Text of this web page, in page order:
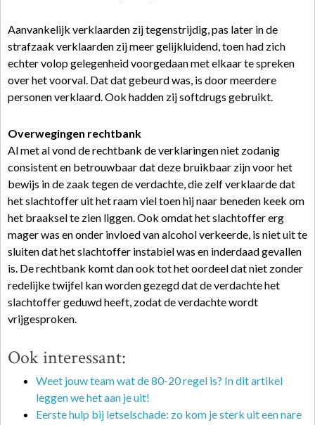
Aanvankelijk verklaarden zij tegenstrijdig, pas later in de
strafzaak verklaarden zij meer gelijkluidend, toen had zich
echter volop gelegenheid voorgedaan met elkaar te spreken
over het voorval. Dat dat gebeurd was, is door meerdere
personen verklaard. Ook hadden zij softdrugs gebruikt.
Overwegingen rechtbank
Al met al vond de rechtbank de verklaringen niet zodanig
consistent en betrouwbaar dat deze bruikbaar zijn voor het
bewijs in de zaak tegen de verdachte, die zelf verklaarde dat
het slachtoffer uit het raam viel toen hij naar beneden keek om
het braaksel te zien liggen. Ook omdat het slachtoffer erg
mager was en onder invloed van alcohol verkeerde, is niet uit te
sluiten dat het slachtoffer instabiel was en inderdaad gevallen
is. De rechtbank komt dan ook tot het oordeel dat niet zonder
redelijke twijfel kan worden gezegd dat de verdachte het
slachtoffer geduwd heeft, zodat de verdachte wordt
vrijgesproken.
Ook interessant:
Weet jouw team wat de 80-20 regel is? In dit artikel
leggen we het aan je uit!
Eerste hulp bij letselschade: zo kom je sterk uit een nare